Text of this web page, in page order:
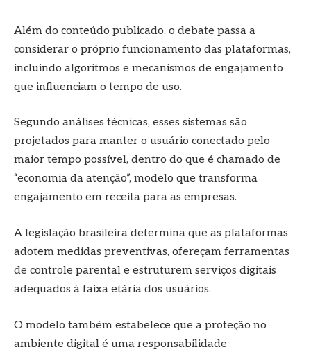
Além do conteúdo publicado, o debate passa a
considerar o próprio funcionamento das plataformas,
incluindo algoritmos e mecanismos de engajamento
que influenciam o tempo de uso.
Segundo análises técnicas, esses sistemas são
projetados para manter o usuário conectado pelo
maior tempo possível, dentro do que é chamado de
“economia da atenção”, modelo que transforma
engajamento em receita para as empresas.
A legislação brasileira determina que as plataformas
adotem medidas preventivas, ofereçam ferramentas
de controle parental e estruturem serviços digitais
adequados à faixa etária dos usuários.
O modelo também estabelece que a proteção no
ambiente digital é uma responsabilidade